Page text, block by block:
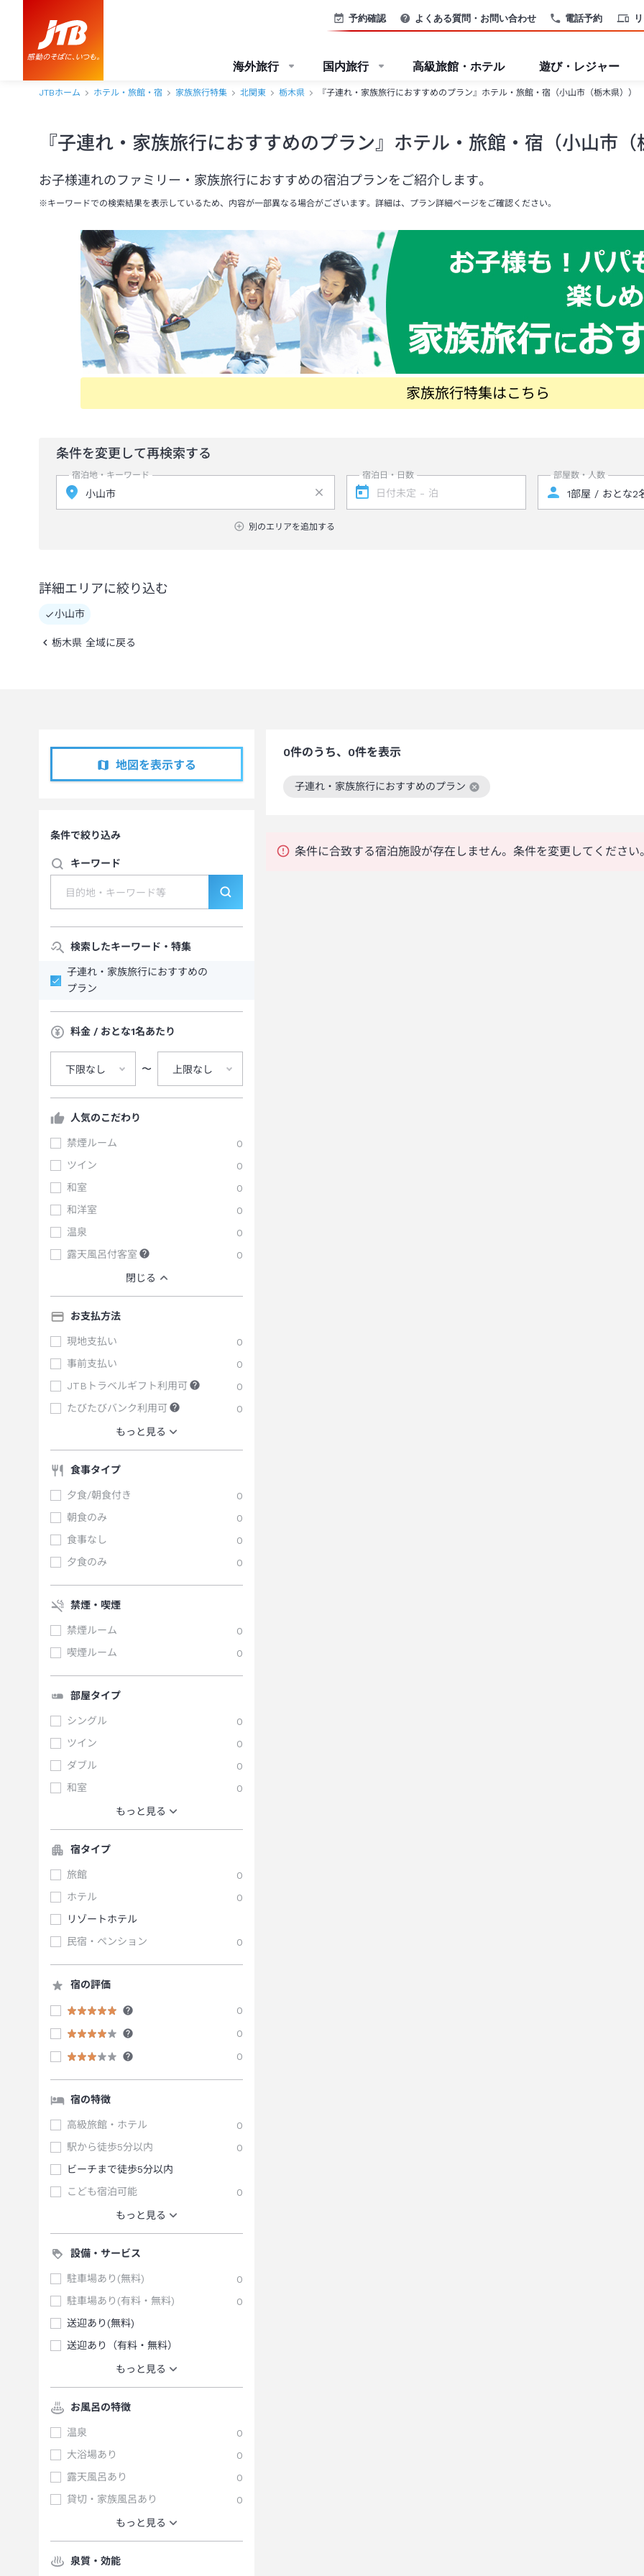
電話予約
予約確認 よくある質問・お問い合わせ
海外旅行 国内旅行 高級旅館・ホテル 遊び・レジャー
JTBホーム ホテル・旅館・宿 家族旅行特集 北関東 栃木県 『子連れ・家族旅行におすすめのプラン』ホテル・旅館・宿（小山市（栃木県））
『子連れ・家族旅行におすすめのプラン』ホテル・旅館・宿（小山市
お子様連れのファミリー・家族旅行におすすめの宿泊プランをご紹介します。
※キーワードでの検索結果を表示しているため、内容が一部異なる場合がございます。詳細は、プラン詳細ページをご確認ください。
家族旅行特集はこちら
条件を変更して再検索する
宿泊地・キーワード
別のエリアを追加する
宿泊日・日数 部屋数・人数
詳細エリアに絞り込む
小山市
栃木県 全域に戻る
地図を表示する
条件で絞り込み
キーワード
検索したキーワード・特集
子連れ・家族旅行におすすめの
プラン
料金 / おとな1名あたり
下限なし 〜 上限なし
人気のこだわり
禁煙ルーム
0
ツイン
0
和室
0
和洋室
0
温泉
0
露天風呂付客室
0
閉じる
お支払方法
現地支払い
0
事前支払い
0
JTBトラベルギフト利用可
0
たびたびバンク利用可
0
もっと見る
食事タイプ
夕食/朝食付き
0
朝食のみ
0
食事なし
0
夕食のみ
0
禁煙・喫煙
禁煙ルーム
0
喫煙ルーム
0
部屋タイプ
シングル
0
ツイン
0
ダブル
0
和室
0
もっと見る
宿タイプ
旅館
0
ホテル
0
リゾートホテル
民宿・ペンション
0
宿の評価
0
0
0
宿の特徴
高級旅館・ホテル
0
駅から徒歩5分以内
0
ビーチまで徒歩5分以内
こども宿泊可能
0
もっと見る
設備・サービス
駐車場あり(無料)
0
駐車場あり(有料・無料)
0
送迎あり(無料)
送迎あり（有料・無料）
もっと見る
お風呂の特徴
温泉
0
大浴場あり
0
露天風呂あり
0
貸切・家族風呂あり
0
もっと見る
泉質・効能
0件のうち、0件を表示
子連れ・家族旅行におすすめのプラン
この絞り込み条件を解除
条件に合致する宿泊施設が存在しません。条件を変更してください